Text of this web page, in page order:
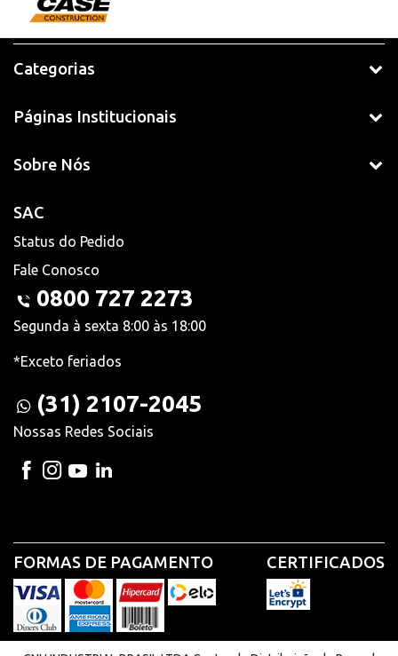
Categorias
Páginas Institucionais
Sobre Nós
SAC
Status do Pedido
Fale Conosco
0800 727 2273
Segunda à sexta 8:00 às 18:00
*Exceto feriados
(31) 2107-2045
Nossas Redes Sociais
FORMAS DE PAGAMENTO CERTIFICADOS